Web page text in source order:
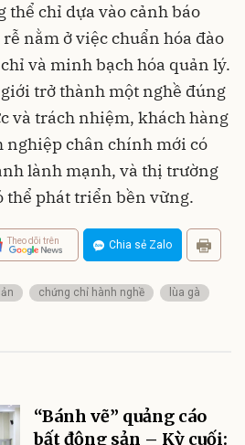
thể chỉ dựa vào cảnh báo
nằm ở việc chuẩn hóa đào
và minh bạch hóa quản lý.
trở thành một nghề đúng
và trách nhiệm, khách hàng
nghiệp chân chính mới có
lành mạnh, và thị trường
thể phát triển bền vững.
Theo dõi trên Chia sẻ Zalo
chứng chỉ hành nghề
lùa gà
“Bánh vẽ” quảng cáo
bất động sản – Kỳ cuối: